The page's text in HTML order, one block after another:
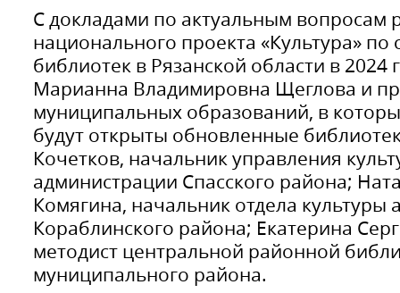
С докладами по актуальным вопросам
национального проекта «Культура»
библиотек в Рязанской области в 2024
Марианна Владимировна Щеглова и
муниципальных образований, в
будут открыты обновленные
Кочетков, начальник управления
администрации Спасского района;
Комягина, начальник отдела культуры
Кораблинского района; Екатерина
методист центральной районной
муниципального района.